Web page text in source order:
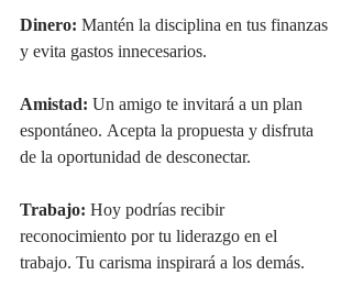
Dinero: Mantén la disciplina en tus finanzas
y evita gastos innecesarios.
Amistad: Un amigo te invitará a un plan
espontáneo. Acepta la propuesta y disfruta
de la oportunidad de desconectar.
Trabajo: Hoy podrías recibir
reconocimiento por tu liderazgo en el
trabajo. Tu carisma inspirará a los demás.